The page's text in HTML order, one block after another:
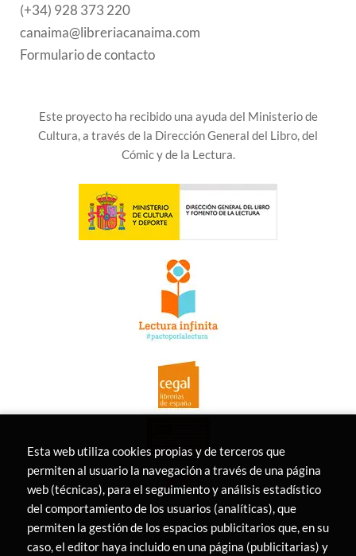
(+34) 928 373 220
canaima@libreriacanaima.com
Formulario de contacto
Este proyecto ha recibido una ayuda del Ministerio de
Cultura, a través de la Dirección General del Libro, del
Cómic y de la Lectura.
Esta web utiliza cookies propias y de terceros que
permiten al usuario la navegación a través de una página
web (técnicas), para el seguimiento y análisis estadístico
del comportamiento de los usuarios (analíticas), que
permiten la gestión de los espacios publicitarios que, en su
caso, el editor haya incluido en una página (publicitarias) y